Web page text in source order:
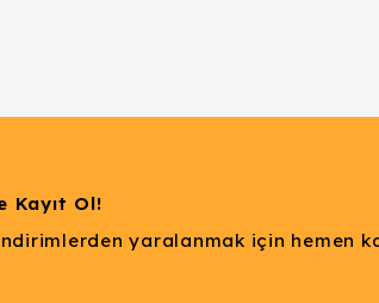
Kayıt Ol!
yaralanmak için hemen